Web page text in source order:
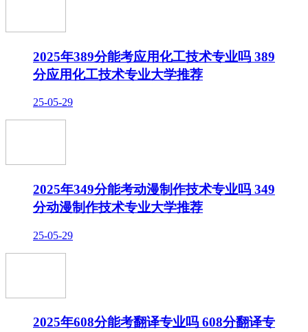
2025年389分能考应用化工技术专业吗 389
分应用化工技术专业大学推荐
25-05-29
2025年349分能考动漫制作技术专业吗 349
分动漫制作技术专业大学推荐
25-05-29
2025年608分能考翻译专业吗 608分翻译专